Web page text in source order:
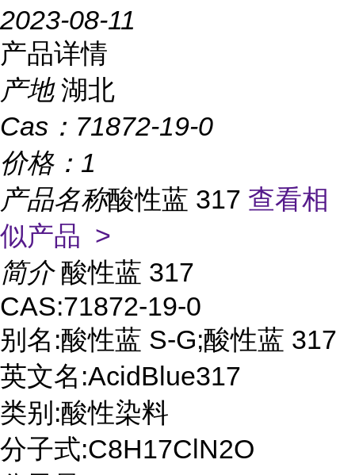
2023-08-11
产品详情
产地 湖北
Cas： 71872-19-0
价格： 1
产品名称酸性蓝 317 查看相
似产品 >
简介 酸性蓝 317
CAS:71872-19-0
别名:酸性蓝 S-G;酸性蓝 317
英文名:AcidBlue317
类别:酸性染料
分子式:C8H17ClN2O